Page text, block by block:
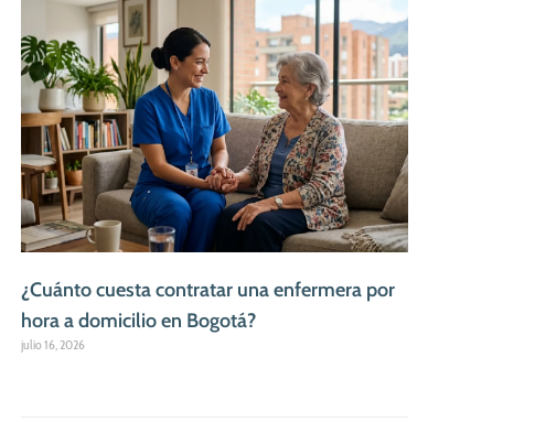
¿Cuánto cuesta contratar una enfermera por
hora a domicilio en Bogotá?
julio 16, 2026